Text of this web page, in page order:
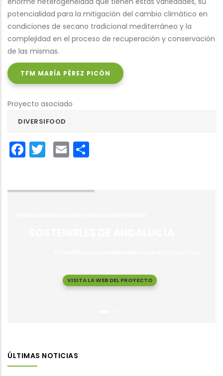
potencialidad para la mitigación del cambio climático en
condiciones de secano tradicional mediterráneo y la
complejidad en el proceso de recuperación y conservación
de las mismas.
TFM MARÍA PÉREZ PICÓN
Proyecto asociado
DIVERSIFOOD
Facebook
Twitter
Email
VISITA LA WEB DEL PROYECTO
ÚLTIMAS NOTICIAS